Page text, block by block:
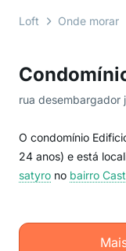
rua desembargador
O condomínio
24 anos) e está
satyro no bairro
Loft Onde morar